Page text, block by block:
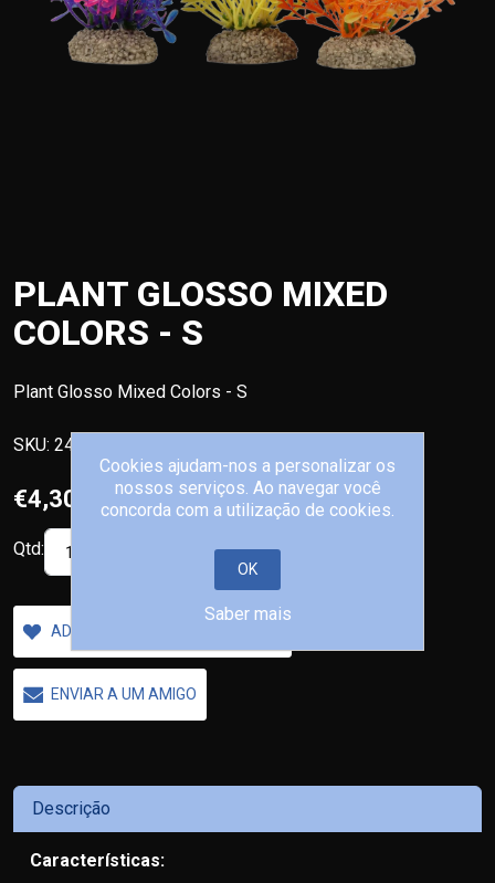
PLANT GLOSSO MIXED
COLORS - S
Plant Glosso Mixed Colors - S
SKU: 242/457993
€4,30
Qtd:
ADICIONAR A LISTA DE DESEJOS
ENVIAR A UM AMIGO
Descrição
Características:
Cookies ajudam-nos a personalizar os
nossos serviços. Ao navegar você
concorda com a utilização de cookies.
OK
Saber mais